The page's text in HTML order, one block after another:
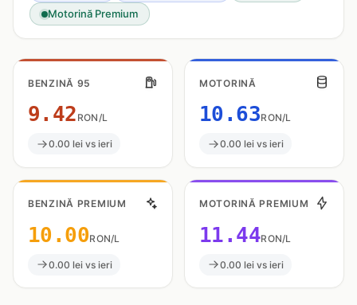
Motorină Premium
BENZINĂ 95
9.42 RON/L
0.00 lei vs ieri
MOTORINĂ
10.63RON/L
0.00 lei vs ieri
BENZINĂ PREMIUM
10.00RON/L
0.00 lei vs ieri
MOTORINĂ PREMIUM
11.44RON/L
0.00 lei vs ieri